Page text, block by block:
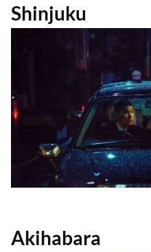
Shinjuku
Akihabara